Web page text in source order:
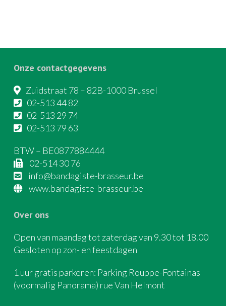
Onze contactgegevens
Zuidstraat 78 – 82B-1000 Brussel
02-513 44 82
02-513 29 74
02-513 79 63
BTW – BE0877884444
02-514 30 76
info@bandagiste-brasseur.be
www.bandagiste-brasseur.be
Over ons
Open van maandag tot zaterdag van 9.30 tot 18.00
Gesloten op zon- en feestdagen
1 uur gratis parkeren: Parking Rouppe-Fontainas
(voormalig Panorama) rue Van Helmont